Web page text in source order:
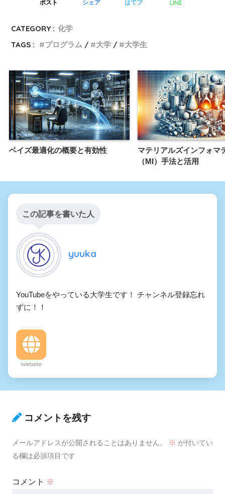
ポスト シェア はてブ LINE
CATEGORY : 化学
TAGS :
プログラム 大学 大学生
ベイズ最適化の概要と有効性
マテリアルズインフォマ
（MI）手法と活用
この記事を書いた人
yuuka
YouTubeをやっている大学生です！ チャンネル登録忘れ
ずに！！
Website
コメントを残す
メールアドレスが公開されることはありません。 ※ が付いてい
る欄は必須項目です
コメント ※